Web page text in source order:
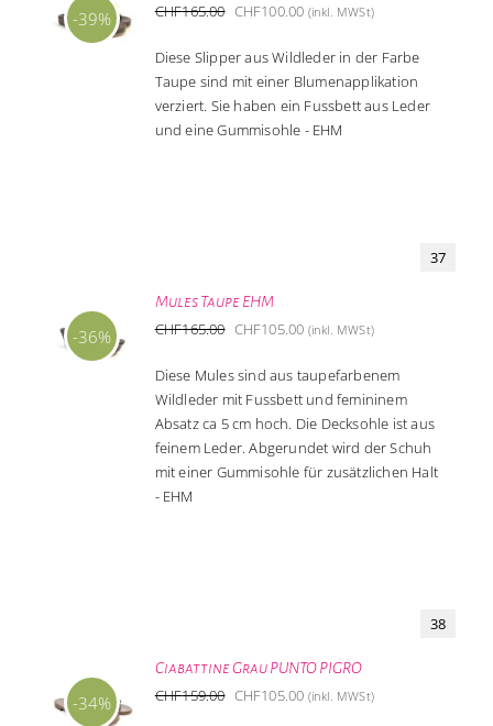
-39% CHF165.00 Ursprünglicher
war:
CHF165.00
CHF100.00Aktueller
ist:
CHF100.00.
(inkl. MWSt)
Diese Slipper aus Wildleder in der Farbe
Taupe sind mit einer Blumenapplikation
verziert. Sie haben ein Fussbett aus Leder
und eine Gummisohle - EHM
-36%
Mules Taupe EHM
37
CHF165.00 Ursprünglicher
war:
CHF165.00
CHF105.00Aktueller
ist:
CHF105.00.
(inkl. MWSt)
Diese Mules sind aus taupefarbenem
Wildleder mit Fussbett und femininem
Absatz ca 5 cm hoch. Die Decksohle ist aus
feinem Leder. Abgerundet wird der Schuh
mit einer Gummisohle für zusätzlichen Halt
- EHM
-34%
Ciabattine Grau PUNTO PIGRO
38
CHF159.00 Ursprünglicher
CHF105.00Aktueller
(inkl. MWSt)